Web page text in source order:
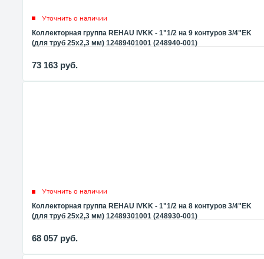
Уточнить о наличии
Коллекторная группа REHAU IVKK - 1"1/2 на 9 контуров 3/4"EK
(для труб 25x2,3 мм) 12489401001 (248940-001)
73 163 руб.
Уточнить о наличии
Коллекторная группа REHAU IVKK - 1"1/2 на 8 контуров 3/4"EK
(для труб 25x2,3 мм) 12489301001 (248930-001)
68 057 руб.